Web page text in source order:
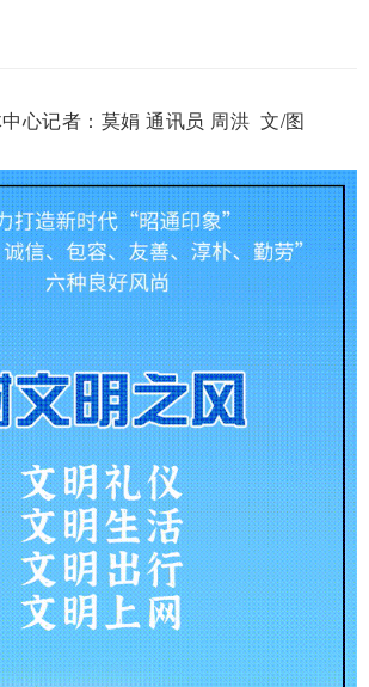
心记者： 莫娟 通讯员 周洪 文/图